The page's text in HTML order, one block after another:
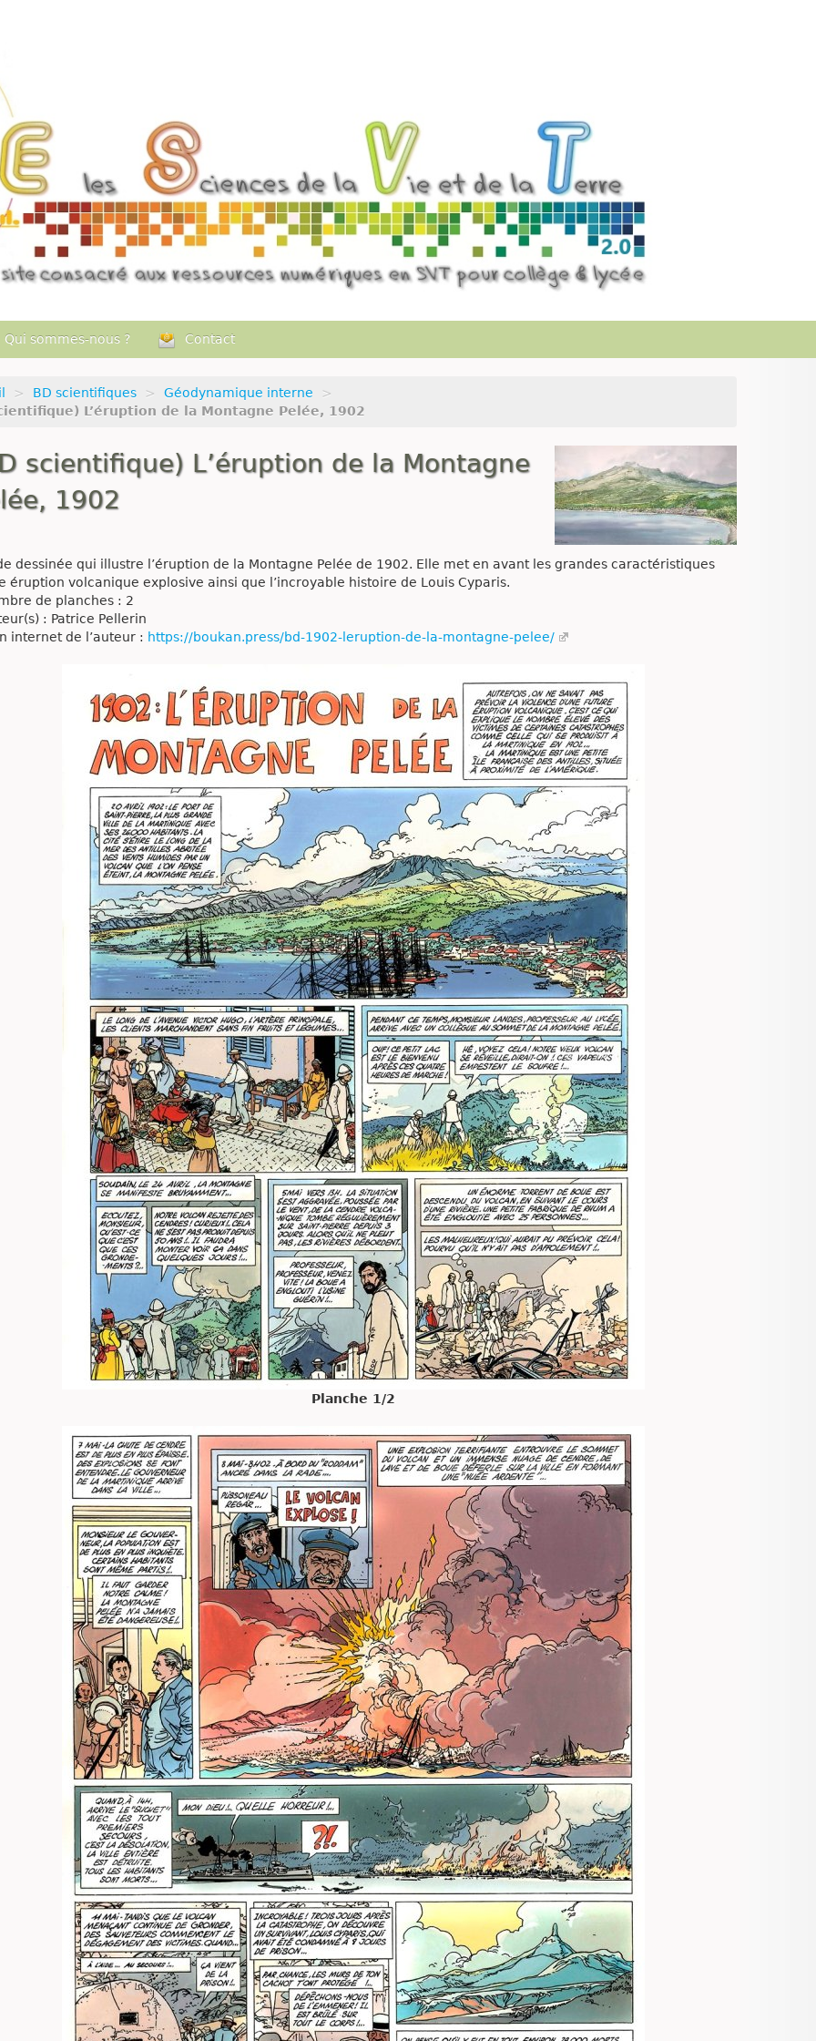
Qui sommes-nous ? Contact
> BD scientifiques > Géodynamique interne
>
L’éruption de la Montagne Pelée, 1902
scientifique) L’éruption de la Montagne
1902
dessinée qui illustre l’éruption de la Montagne Pelée de 1902. Elle met en avant les grandes caractéristiques
éruption volcanique explosive ainsi que l’incroyable histoire de Louis Cyparis.
de planches : 2
: Patrice Pellerin
internet de l’auteur : https://boukan.press/bd-1902-leruption-de-la-montagne-pelee/
Planche 1/2